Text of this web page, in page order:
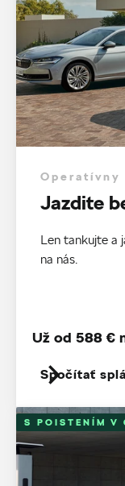
Operatívny
Jazdite
Len tankujte a
na nás.
Spočítať
Už od 588 €
S POISTENÍM V